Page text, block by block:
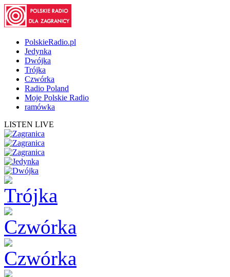
PolskieRadio.pl
Jedynka
Dwójka
Trójka
Czwórka
Radio Poland
Moje Polskie Radio
ramówka
LISTEN LIVE